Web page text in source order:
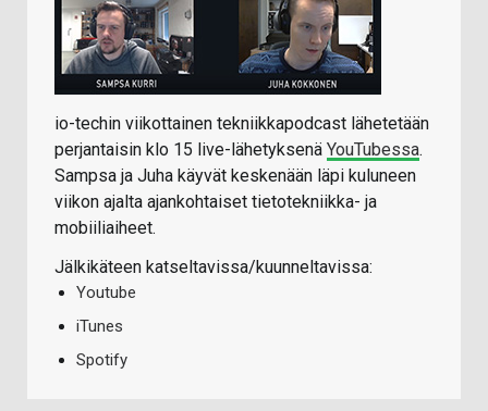
io-techin viikottainen tekniikkapodcast lähetetään
perjantaisin klo 15 live-lähetyksenä YouTubessa.
Sampsa ja Juha käyvät keskenään läpi kuluneen
viikon ajalta ajankohtaiset tietotekniikka- ja
mobiiliaiheet.
Jälkikäteen katseltavissa/kuunneltavissa:
Youtube
iTunes
Spotify